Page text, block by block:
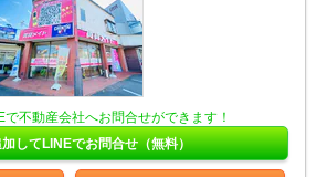
で不動産会社へお問合せができます！
してLINEでお問合せ（無料）